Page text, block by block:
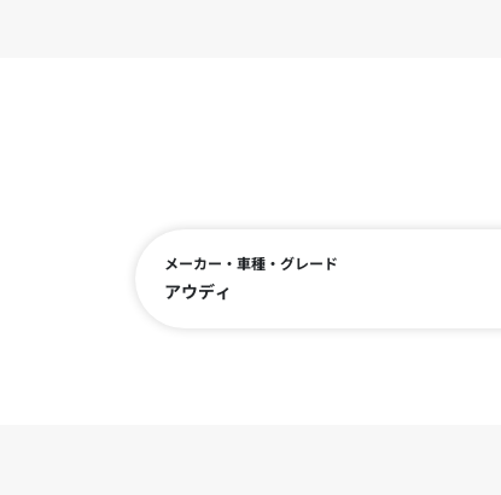
メーカー・車種・グレード
アウディ